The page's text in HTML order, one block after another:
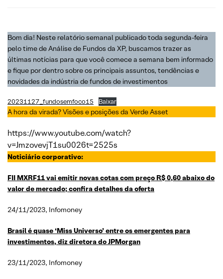
Bom dia! Neste relatório semanal publicado toda segunda-feira
pelo time de Análise de Fundos da XP, buscamos trazer as
últimas notícias para que você comece a semana bem informado
e fique por dentro sobre os principais assuntos, tendências e
novidades da indústria de fundos de investimentos
20231127_fundosemfoco15 Baixar
A hora da virada? Visões e posições da Verde Asset
https://www.youtube.com/watch?
v=JmzovevjT1su0026t=2525s
Noticiário corporativo:
FII MXRF11 vai emitir novas cotas com preço R$ 0,60 abaixo do
valor de mercado; confira detalhes da oferta
24/11/2023, Infomoney
Brasil é quase ‘Miss Universo’ entre os emergentes para
investimentos, diz diretora do JPMorgan
23/11/2023, Infomoney